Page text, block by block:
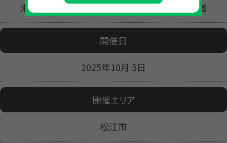
未就学児・小学生・中学生・高校生・成人・高齢者
開催日
2025年10月 5日
開催エリア
松江市